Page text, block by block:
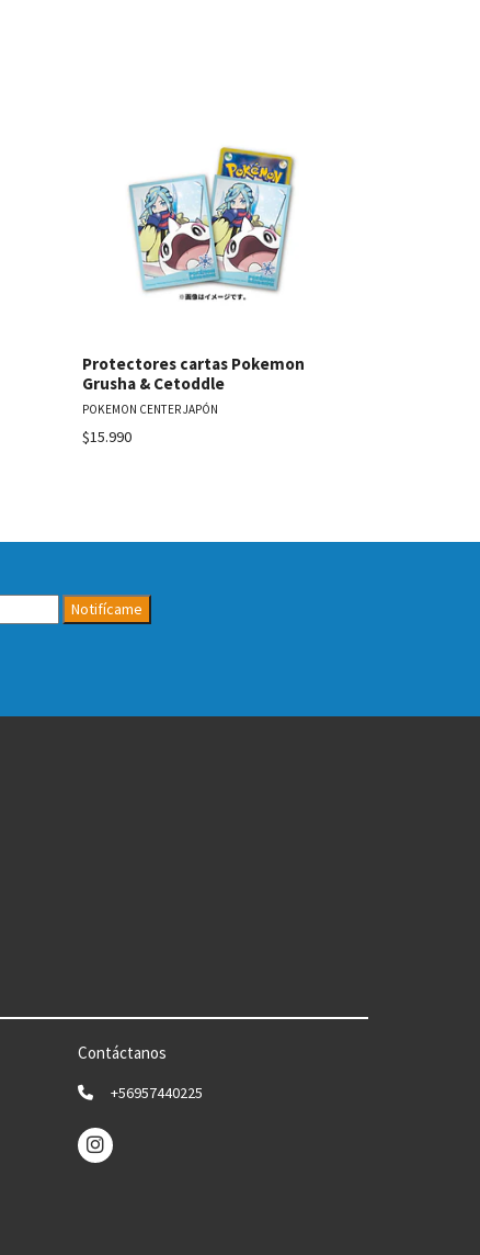
Ver detalles
Protectores cartas Pokemon
Grusha & Cetoddle
POKEMON CENTER JAPÓN
$15.990
Notifícame
Contáctanos
+56957440225